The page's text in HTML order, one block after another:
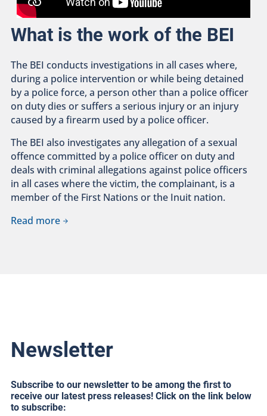
What is the work of the BEI
The BEI conducts investigations in all cases where,
during a police intervention or while being detained
by a police force, a person other than a police officer
on duty dies or suffers a serious injury or an injury
caused by a firearm used by a police officer.
The BEI also investigates any allegation of a sexual
offence committed by a police officer on duty and
deals with criminal allegations against police officers
in all cases where the victim, the complainant, is a
member of the First Nations or the Inuit nation.
Read more
Newsletter
Subscribe to our newsletter to be among the first to
receive our latest press releases! Click on the link below
to subscribe: